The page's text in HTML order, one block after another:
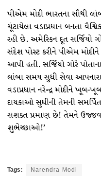
પીએમ મોદી ભારતના સૌથી
ચૂંટાયેલા વડાપ્રધાન બનતા
રહી છે. અમેરિકન દૂત સર્જિયો
સંદેશ પોસ્ટ કરીને પીએમ
આપી હતી. સર્જિયો ગોરે
લાંબા સમય સુધી સેવા
વડાપ્રધાન નરેન્દ્ર મોદીને
દાયકાઓ સુધીની તેમની
સશક્ત પ્રમાણ છે! તેમને
શુભેચ્છાઓ!’
Tags: Narendra Modi